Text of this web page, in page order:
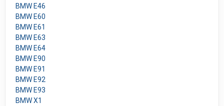
BMW E46
BMW E60
BMW E61
BMW E63
BMW E64
BMW E90
BMW E91
BMW E92
BMW E93
BMW X1